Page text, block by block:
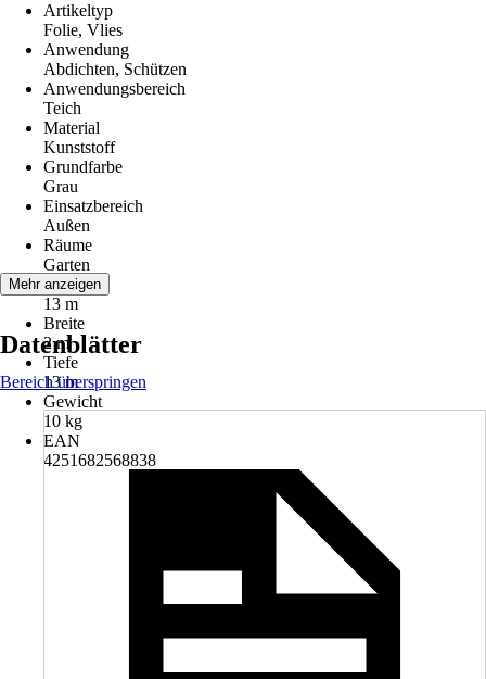
Artikeltyp
Folie, Vlies
Anwendung
Abdichten, Schützen
Anwendungsbereich
Teich
Material
Kunststoff
Grundfarbe
Grau
Einsatzbereich
Außen
Räume
Garten
Länge
13 m
Breite
2 m
Tiefe
13 m
Gewicht
10 kg
EAN
4251682568838
Mehr anzeigen
Datenblätter
Bereich überspringen